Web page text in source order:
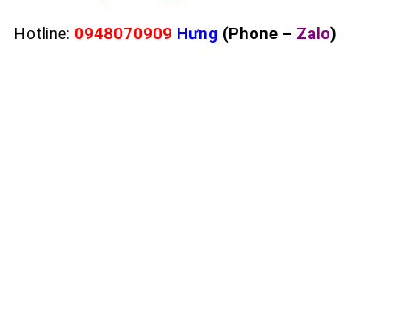
Hotline: 0948070909 Hưng (Phone – Zalo)